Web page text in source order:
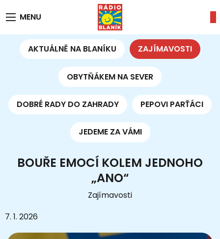
MENU
AKTUÁLNĚ NA BLANÍKU ZAJÍMAVOSTI
OBYTŇÁKEM NA SEVER
DOBRÉ RADY DO ZAHRADY PEPOVI PARŤÁCI
JEDEME ZA VÁMI
BOUŘE EMOCÍ KOLEM JEDNOHO
„ANO“
Zajímavosti
7. 1. 2026